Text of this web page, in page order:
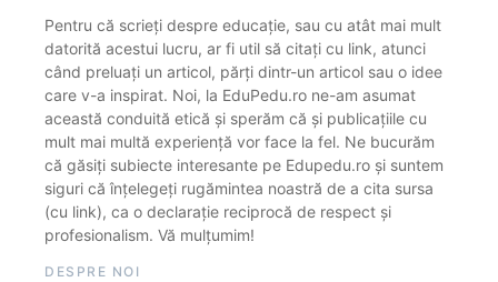
Pentru că scrieți despre educație, sau cu atât mai mult
datorită acestui lucru, ar fi util să citați cu link, atunci
când preluați un articol, părți dintr-un articol sau o idee
care v-a inspirat. Noi, la EduPedu.ro ne-am asumat
această conduită etică și sperăm că și publicațiile cu
mult mai multă experiență vor face la fel. Ne bucurăm
că găsiți subiecte interesante pe Edupedu.ro și suntem
siguri că înțelegeți rugămintea noastră de a cita sursa
(cu link), ca o declarație reciprocă de respect și
profesionalism. Vă mulțumim!
DESPRE NOI